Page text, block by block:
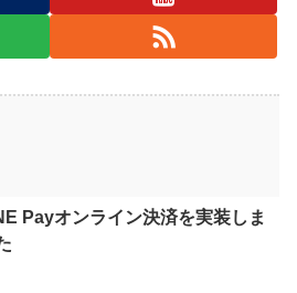
Payオンライン決済を実装しま